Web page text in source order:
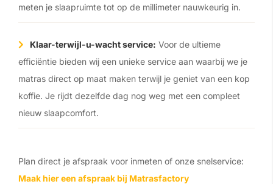
meten je slaapruimte tot op de millimeter nauwkeurig in.
Klaar-terwijl-u-wacht service: Voor de ultieme
efficiëntie bieden wij een unieke service aan waarbij we je
matras direct op maat maken terwijl je geniet van een kop
koffie. Je rijdt dezelfde dag nog weg met een compleet
nieuw slaapcomfort.
Plan direct je afspraak voor inmeten of onze snelservice:
Maak hier een afspraak bij Matrasfactory